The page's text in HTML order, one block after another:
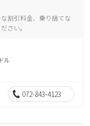
割引料金、乗り捨てな
さい。
ル
072-843-4123